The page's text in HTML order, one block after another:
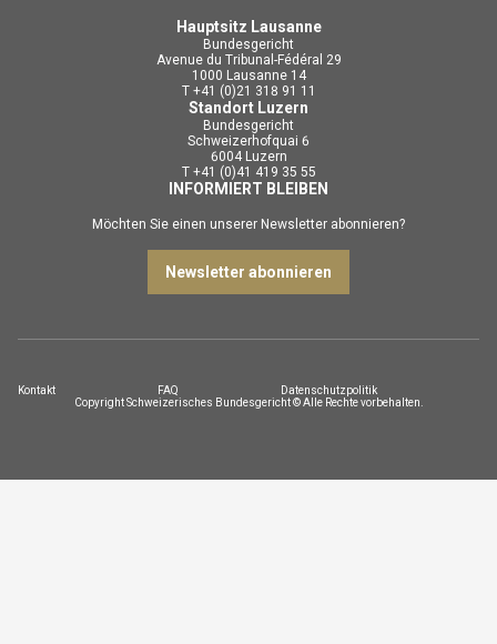
Hauptsitz Lausanne
Bundesgericht
Avenue du Tribunal-Fédéral 29
1000 Lausanne 14
T +41 (0)21 318 91 11
Standort Luzern
Bundesgericht
Schweizerhofquai 6
6004 Luzern
T +41 (0)41 419 35 55
INFORMIERT BLEIBEN
Möchten Sie einen unserer Newsletter abonnieren?
Newsletter abonnieren
Copyright Schweizerisches Bundesgericht © Alle Rechte vorbehalten.
Kontakt FAQ Datenschutzpolitik